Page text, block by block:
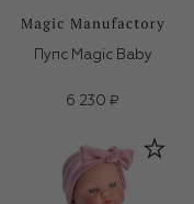
Пупс Magic Baby
6 230 ₽